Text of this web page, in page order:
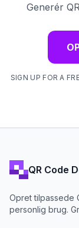
Generér
SIGN UP FOR A
QR Code
Opret tilpassede
personlig brug.